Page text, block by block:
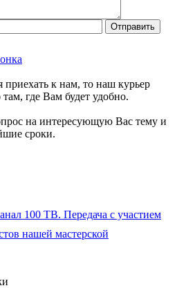
приехать к нам, то наш курьер
где Вам будет удобно.
на интересующую Вас тему и
сроки.
100 ТВ. Передача с участием
нашей мастерской